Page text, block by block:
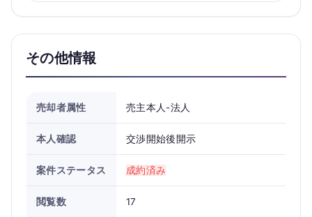
その他情報
売却者属性 売主本人-法人
本人確認 交渉開始後開示
案件ステータス 成約済み
閲覧数 17